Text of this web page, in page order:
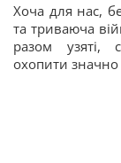
Хоча для нас,
та триваюча
разом узяті,
охопити